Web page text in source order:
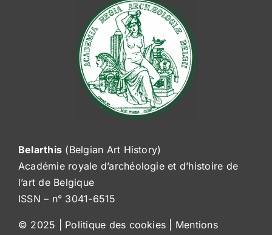
Belarthis (Belgian Art History)
Académie royale d’archéologie et d’histoire de
l’art de Belgique
ISSN – n° 3041-6515
© 2025 | Politique des cookies
Mentions